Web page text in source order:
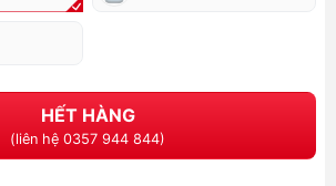
HẾT HÀNG
(liên hệ 0357 944 844)